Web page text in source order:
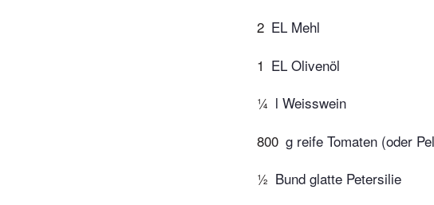
2 EL Mehl
1 EL Olivenöl
¼ l Weisswein
800 g reife Tomaten (oder
½ Bund glatte Petersilie